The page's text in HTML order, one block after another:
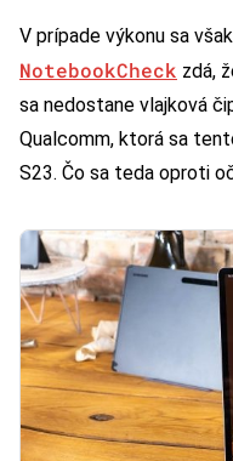
V prípade výkonu sa
NotebookCheck zdá,
sa nedostane vlajková
Qualcomm, ktorá sa
S23. Čo sa teda oproti